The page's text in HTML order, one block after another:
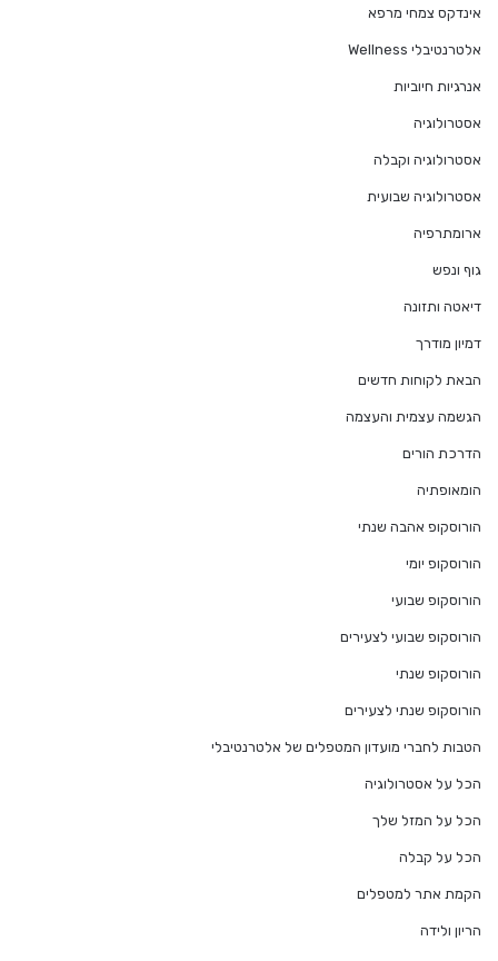
אינדקס צמחי מרפא
אלטרנטיבלי Wellness
אנרגיות חיוביות
אסטרולוגיה
אסטרולוגיה וקבלה
אסטרולוגיה שבועית
ארומתרפיה
גוף ונפש
דיאטה ותזונה
דמיון מודרך
הבאת לקוחות חדשים
הגשמה עצמית והעצמה
הדרכת הורים
הומאופתיה
הורוסקופ אהבה שנתי
הורוסקופ יומי
הורוסקופ שבועי
הורוסקופ שבועי לצעירים
הורוסקופ שנתי
הורוסקופ שנתי לצעירים
הטבות לחברי מועדון המטפלים של אלטרנטיבלי
הכל על אסטרולוגיה
הכל על המזל שלך
הכל על קבלה
הקמת אתר למטפלים
הריון ולידה